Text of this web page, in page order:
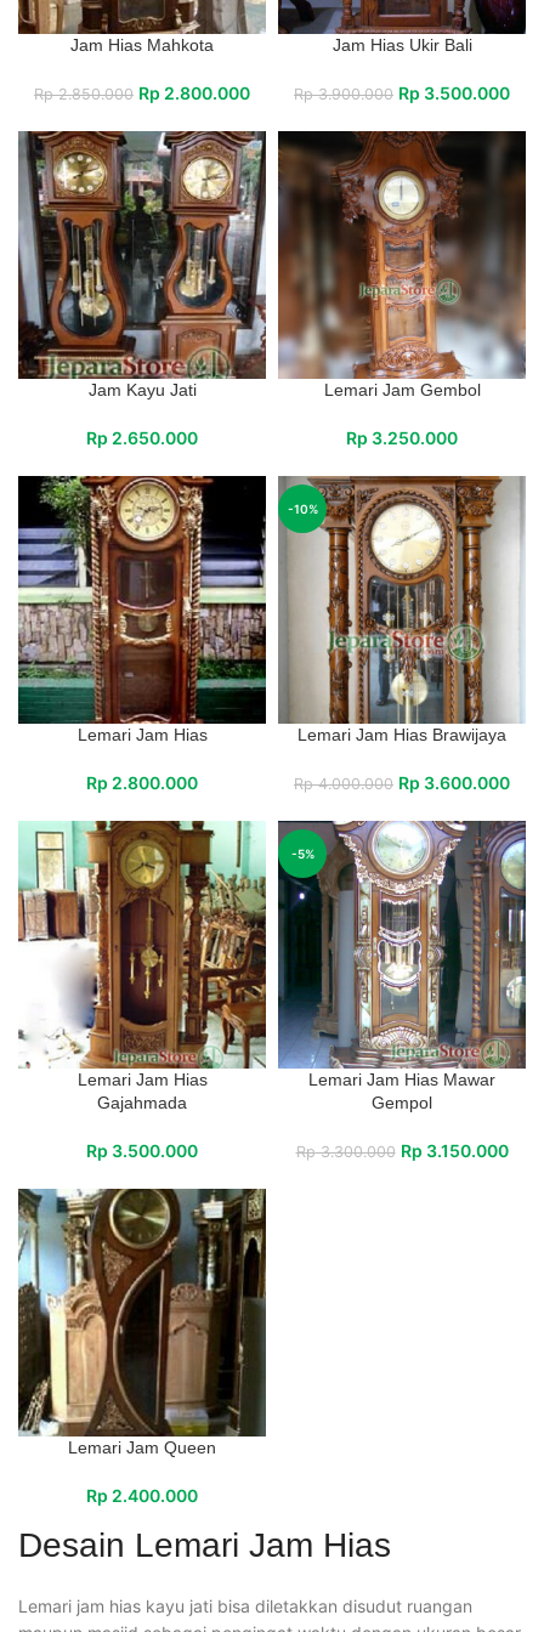
Jam Hias Mahkota
Rp2.850.000 Rp 2.800.000
Jam Hias Ukir Bali
Rp3.900.000 Rp 3.500.000
Jam Kayu Jati
Rp 2.650.000
Lemari Jam Gembol
Rp 3.250.000
Lemari Jam Hias
Rp 2.800.000
-10%
Lemari Jam Hias Brawijaya
Rp4.000.000 Rp 3.600.000
Lemari Jam Hias
Gajahmada
Rp 3.500.000
-5%
Lemari Jam Hias Mawar
Gempol
Rp3.300.000 Rp 3.150.000
Lemari Jam Queen
Rp 2.400.000
Desain Lemari Jam Hias
Lemari jam hias kayu jati bisa diletakkan disudut ruangan